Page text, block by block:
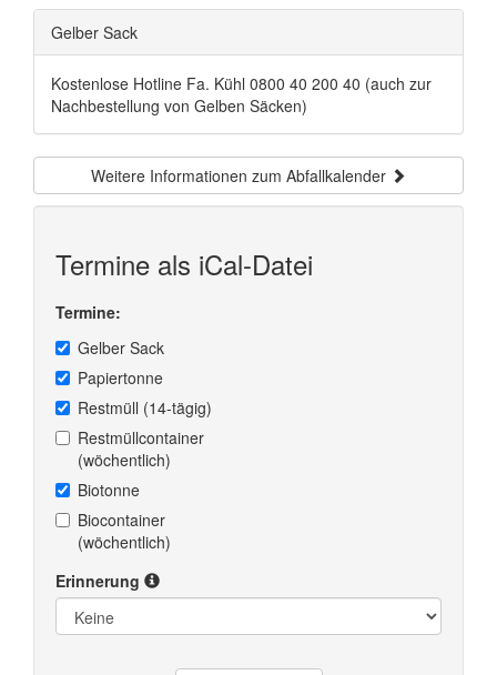
Gelber Sack
Kostenlose Hotline Fa. Kühl 0800 40 200 40 (auch zur
Nachbestellung von Gelben Säcken)
Weitere Informationen zum Abfallkalender
Termine als iCal-Datei
Termine:
Gelber Sack
Papiertonne
Restmüll (14-tägig)
Restmüllcontainer
(wöchentlich)
Biotonne
Biocontainer
(wöchentlich)
Erinnerung